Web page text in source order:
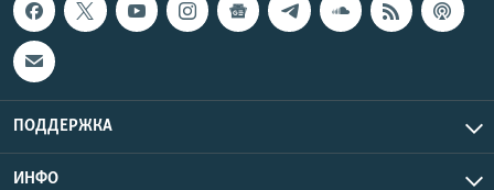
ПОДДЕРЖКА
ИНФО